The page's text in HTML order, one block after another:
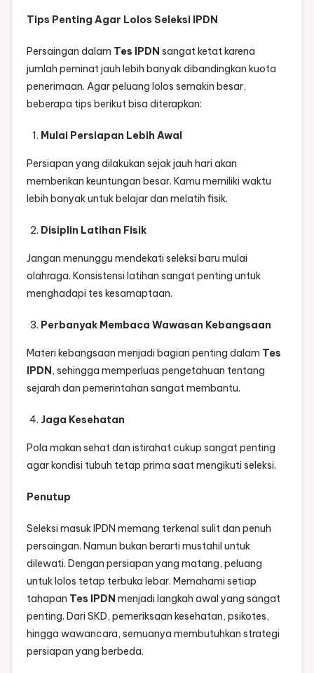
Tips Penting Agar Lolos Seleksi IPDN
Persaingan dalam Tes IPDN sangat ketat karena
jumlah peminat jauh lebih banyak dibandingkan kuota
penerimaan. Agar peluang lolos semakin besar,
beberapa tips berikut bisa diterapkan:
Mulai Persiapan Lebih Awal
Persiapan yang dilakukan sejak jauh hari akan
memberikan keuntungan besar. Kamu memiliki waktu
lebih banyak untuk belajar dan melatih fisik.
Disiplin Latihan Fisik
Jangan menunggu mendekati seleksi baru mulai
olahraga. Konsistensi latihan sangat penting untuk
menghadapi tes kesamaptaan.
Perbanyak Membaca Wawasan Kebangsaan
Materi kebangsaan menjadi bagian penting dalam Tes
IPDN, sehingga memperluas pengetahuan tentang
sejarah dan pemerintahan sangat membantu.
Jaga Kesehatan
Pola makan sehat dan istirahat cukup sangat penting
agar kondisi tubuh tetap prima saat mengikuti seleksi.
Penutup
Seleksi masuk IPDN memang terkenal sulit dan penuh
persaingan. Namun bukan berarti mustahil untuk
dilewati. Dengan persiapan yang matang, peluang
untuk lolos tetap terbuka lebar. Memahami setiap
tahapan Tes IPDN menjadi langkah awal yang sangat
penting. Dari SKD, pemeriksaan kesehatan, psikotes,
hingga wawancara, semuanya membutuhkan strategi
persiapan yang berbeda.